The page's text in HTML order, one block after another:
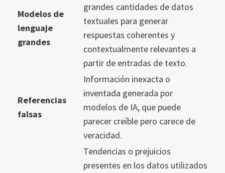
Modelos de
lenguaje
grandes
grandes cantidades de datos
textuales para generar
respuestas coherentes y
contextualmente relevantes a
partir de entradas de texto.
Referencias
falsas
Información inexacta o
inventada generada por
modelos de IA, que puede
parecer creíble pero carece de
veracidad.
Tendencias o prejuicios
presentes en los datos utilizados